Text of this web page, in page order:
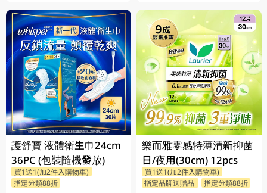
護舒寶 液體衛生巾24cm
36PC (包裝隨機發放)
買1送1(加2件入購物車)
指定分類88折
樂而雅零感特薄清新抑菌
日/夜用(30cm) 12pcs
買1送1(加2件入購物車)
指定品牌送贈品
指定分類88折